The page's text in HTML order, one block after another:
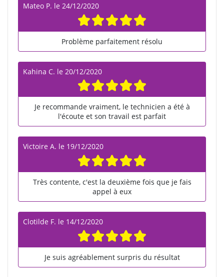
Mateo P. le 24/12/2020
Problème parfaitement résolu
Kahina C. le 20/12/2020
Je recommande vraiment, le technicien a été à
l'écoute et son travail est parfait
Victoire A. le 19/12/2020
Très contente, c'est la deuxième fois que je fais
appel à eux
Clotilde F. le 14/12/2020
Je suis agréablement surpris du résultat